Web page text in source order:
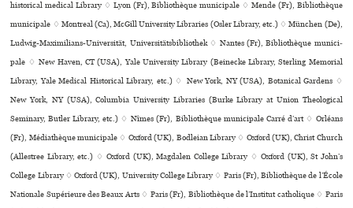
his­to­ri­cal medi­cal Library ♢ Lyon (Fr), Bibliothèque muni­ci­pale ♢ Mende (Fr), Bibliothèque
muni­ci­pale ♢ Montreal (Ca), McGill University Libraries (Osler Library, etc.) ♢ München (De),
Ludwig-Maximilians-Universität, Universitätsbibliothek ♢ Nantes (Fr), Bibliothèque muni­ci­
pale ♢ New Haven, CT (USA), Yale University Library (Beinecke Library, Sterling Memorial
Library, Yale Medical Historical Library, etc.) ♢ New York, NY (USA), Botanical Gardens ♢
New York, NY (USA), Columbia University Libraries (Burke Library at Union Theological
Seminary, Butler Library, etc.) ♢ Nîmes (Fr), Bibliothèque muni­ci­pale Carré d’art ♢ Orléans
(Fr), Médiathèque muni­ci­pale ♢ Oxford (UK), Bodleian Library ♢ Oxford (UK), Christ Church
(Allestree Library, etc.) ♢ Oxford (UK), Magdalen College Library ♢ Oxford (UK), St John’s
College Library ♢ Oxford (UK), University College Library ♢ Paris (Fr), Bibliothèque de l’École
Nationale Supérieure des Beaux Arts ♢ Paris (Fr), Bibliothèque de l’Institut catho­li­que ♢ Paris